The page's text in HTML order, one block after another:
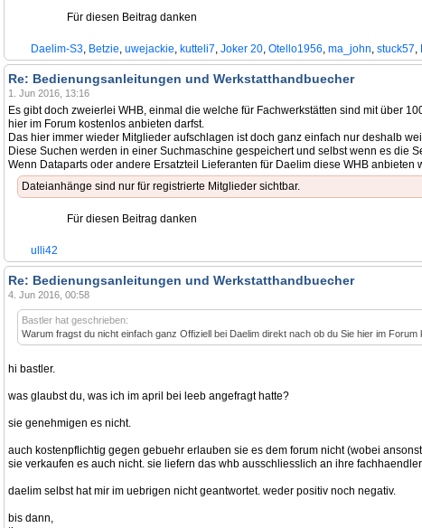
Für diesen Beitrag danken
Daelim-S3, Betzie, uwejackie, kutteli7, Joker 20, Otello1956, ma_john, stuck57,
Re: Bedienungsanleitungen und Werkstatthandbuecher
1. Jun 2016, 13:16
Es gibt doch zweierlei WHB, einmal die welche für Fachwerkstätten sind mit über
hier im Forum kostenlos anbieten darfst.
Das hier immer wieder Mitglieder aufschlagen ist doch ganz einfach nur deshalb
Diese Suchen werden in einer Suchmaschine gespeichert und selbst wenn es die
Wenn Dataparts oder andere Ersatzteil Lieferanten für Daelim diese WHB
Dateianhänge sind nur für registrierte Mitglieder sichtbar.
Für diesen Beitrag danken
ulli42
Re: Bedienungsanleitungen und Werkstatthandbuecher
4. Jun 2016, 00:58
Bastler hat geschrieben:
Warum fragst du nicht einfach ganz Offiziell bei Daelim direkt nach ob du Sie hier im Forum
hi bastler.
was glaubst du, was ich im april bei leeb angefragt hatte?
sie genehmigen es nicht.
auch kostenpflichtig gegen gebuehr erlauben sie es dem forum nicht (wobei
sie verkaufen es auch nicht. sie liefern das whb ausschliesslich an ihre
daelim selbst hat mir im uebrigen nicht geantwortet. weder positiv noch negativ.
bis dann,